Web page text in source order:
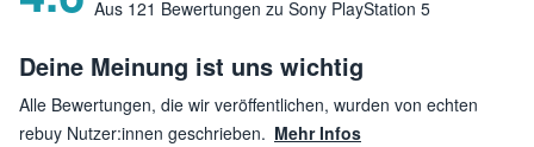
Aus 121 Bewertungen zu Sony PlayStation 5
Deine Meinung ist uns wichtig
Alle Bewertungen, die wir veröffentlichen, wurden von echten
rebuy Nutzer:innen geschrieben. Mehr Infos